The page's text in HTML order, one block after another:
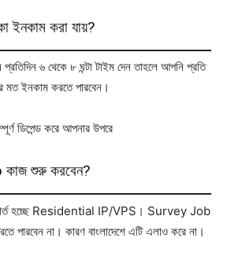
ইনকাম করা যায়?
৬ থেকে ৮ ঘন্টা টাইম দেন তাহলে আপনি প্রতি
মত ইনকাম করতে পারবেন।
ডিপেন্ড করে আপনার উপরে
শুরু করবেন?
হচ্ছে Residential IP/VPS। Survey Job
পারবেন না। কারণ বাংলাদেশে এটি এলাও করে না।